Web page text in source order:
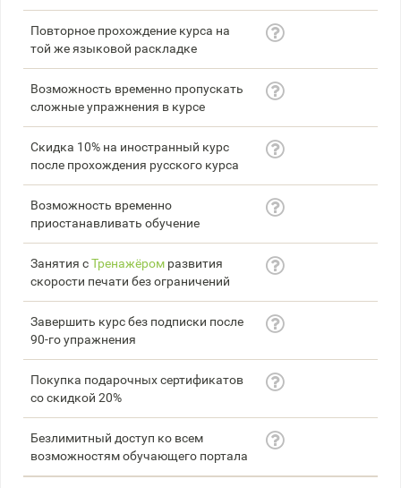
Повторное прохождение курса на
той же языковой раскладке
Возможность временно пропускать
сложные упражнения в курсе
Скидка 10% на иностранный курс
после прохождения русского курса
Возможность временно
приостанавливать обучение
Занятия сТренажёром развития
скорости печати без ограничений
Завершить курс без подписки после
90-го упражнения
Покупка подарочных сертификатов
со скидкой 20%
Безлимитный доступ ко всем
возможностям обучающего портала